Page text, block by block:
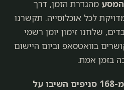
מהגדרת הזמן, דרך
לכל אוכלוסייה. תקשרנו
שלחנו זימון יומן רשמי
בוואטסאפ וביום היישום
בזמן אמת.
1,250 עובדים מ-168 סניפים השיבו על